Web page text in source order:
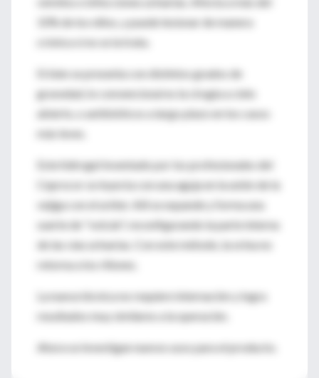
10% de los niños, y puede lesionar de manera
crónica si no se la trata.
Si bien se presenta con distintos grados de
gravedad, lo convencional es la cirugía a cielo
abierto, o antibióticos a largo plazo en los casos
más leves.
Este hidrogel inventado por los profesionales del
Ceprocor se inyecta con una aguja en la unión de la
vejiga con el uréter. Allí se expande y forma una
suerte de "volcán", reconfigurando la parte interna
de las vías urinarias. Con este método, la orina no
retorna a los riñones.
La nueva técnica no requiere internación y logra
resultados muy similares a la operación.
Ahora se investigan nuevos usos para el producto.